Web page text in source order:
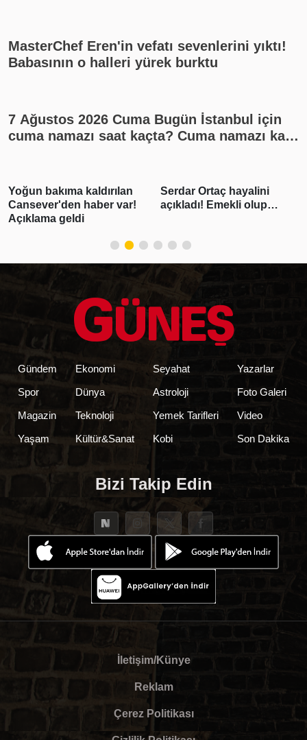
MasterChef Eren'in vefatı sevenlerini yıktı!
Babasının o halleri yürek burktu
7 Ağustos 2026 Cuma Bugün İstanbul için
cuma namazı saat kaçta? Cuma namazı kaç
Serdar Ortaç hayalini
açıkladı! Emekli olup…
Beşiktaş Başkanı
Adalı'dan "Salah'ı biz
Gündem
Spor
Magazin
Yaşam
Ekonomi
Dünya
Teknoloji
Kültür&Sanat
Seyahat
Astroloji
Yemek Tarifleri
Kobi
Yazarlar
Foto Galeri
Video
Son Dakika
Bizi Takip Edin
İletişim/Künye
Reklam
Çerez Politikası